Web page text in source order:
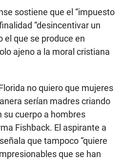
sostiene que el “impuesto
“desincentivar un
el que se produce en
ajeno a la moral cristiana
no quiero que mujeres
serían madres criando
su cuerpo a hombres
Fishback. El aspirante a
que tampoco “quiere
que se han